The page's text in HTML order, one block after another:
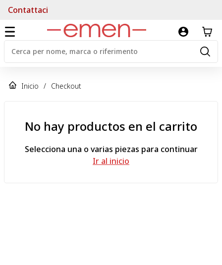
Contattaci
Inicio / Checkout
No hay productos en el carrito
Selecciona una o varias piezas para continuar
Ir al inicio